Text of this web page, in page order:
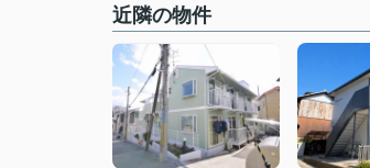
近隣の物件